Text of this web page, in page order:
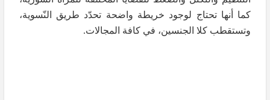
كما أنها تحتاج لوجود خريطة واضحة تحدّد طريق النّسوية،
وتستقطب كلا الجنسين، في كافة المجالات.